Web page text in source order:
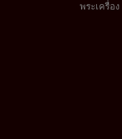
พระเครื่อง